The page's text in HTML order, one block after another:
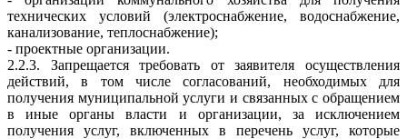
технических условий (электроснабжение, водоснабжение,
канализование, теплоснабжение);
- проектные организации.
2.2.3. Запрещается требовать от заявителя осуществления
действий, в том числе согласований, необходимых для
получения муниципальной услуги и связанных с обращением
в иные органы власти и организации, за исключением
получения услуг, включенных в перечень услуг, которые